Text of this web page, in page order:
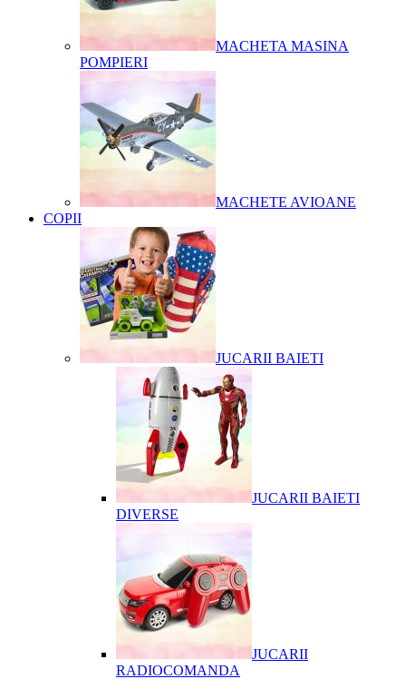
MACHETA MASINA
POMPIERI
MACHETE AVIOANE
COPII
JUCARII BAIETI
JUCARII BAIETI
DIVERSE
JUCARII
RADIOCOMANDA